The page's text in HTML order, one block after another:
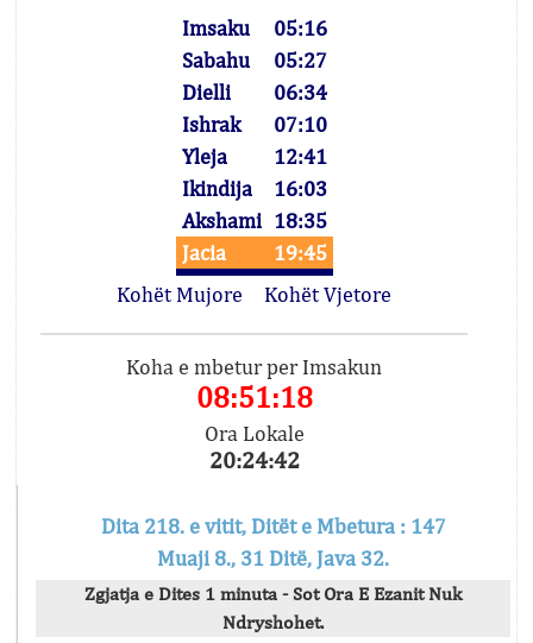
Imsaku
05:16
Sabahu
05:27
Dielli
06:34
Ishrak
07:10
Yleja
12:41
Ikindija
16:03
Akshami 18:35
Jacia
19:45
Kohët Mujore
Kohët Vjetore
Koha e mbetur per Imsakun
08:51:18
Ora Lokale
20:24:42
Dita 218. e vitit, Ditët e Mbetura : 147
Muaji 8., 31 Ditë, Java 32.
Zgjatja e Dites 1 minuta - Sot Ora E Ezanit Nuk
Ndryshohet.